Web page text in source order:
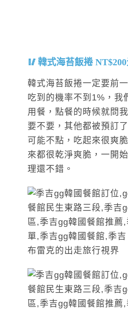
韓式海苔飯捲
韓式海苔飯捲一定要前
吃到的機率不到1%，我
用餐，點餐的時候就問
要不要，其他都被預訂
可能不點，吃起來很爽
來都很乾淨爽脆，一開
理還不錯。